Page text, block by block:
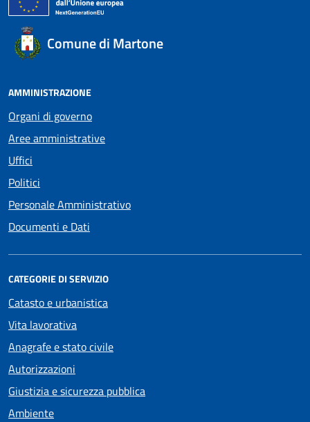
Comune di Martone
AMMINISTRAZIONE
Organi di governo
Aree amministrative
Uffici
Politici
Personale Amministrativo
Documenti e Dati
CATEGORIE DI SERVIZIO
Catasto e urbanistica
Vita lavorativa
Anagrafe e stato civile
Autorizzazioni
Giustizia e sicurezza pubblica
Ambiente